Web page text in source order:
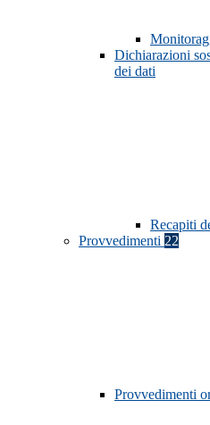
Dichiarazioni
dei dati
Recapiti
Provvedimenti 22
Provvedimenti